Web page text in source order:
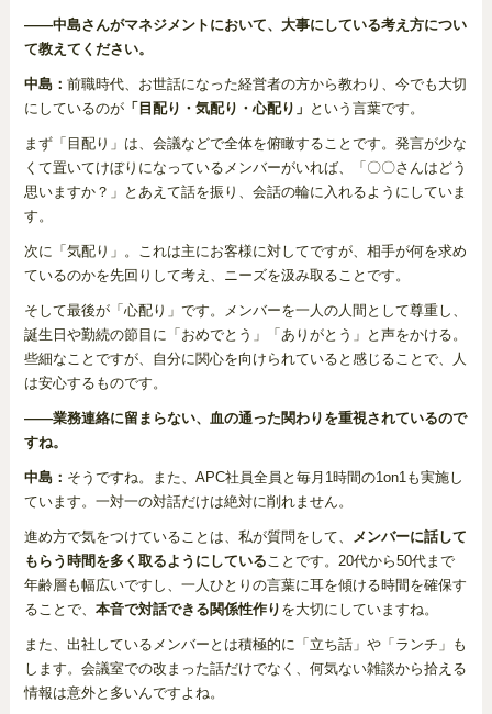
――中島さんがマネジメントにおいて、大事にしている考え方につい
て教えてください。
中島： 前職時代、お世話になった経営者の方から教わり、今でも大切
にしているのが「目配り・気配り・心配り」 という言葉です。
まず「目配り」は、会議などで全体を俯瞰することです。発言が少な
くて置いてけぼりになっているメンバーがいれば、「〇〇さんはどう
思いますか？」とあえて話を振り、会話の輪に入れるようにしていま
す。
次に「気配り」。これは主にお客様に対してですが、相手が何を求め
ているのかを先回りして考え、ニーズを汲み取ることです。
そして最後が「心配り」です。メンバーを一人の人間として尊重し、
誕生日や勤続の節目に「おめでとう」「ありがとう」と声をかける。
些細なことですが、自分に関心を向けられていると感じることで、人
は安心するものです。
――業務連絡に留まらない、血の通った関わりを重視されているので
すね。
中島： そうですね。また、APC社員全員と毎月1時間の1on1も実施し
ています。一対一の対話だけは絶対に削れません。
進め方で気をつけていることは、私が質問をして、 メンバーに話して
もらう時間を多く取るようにしていることです。20代から50代まで
年齢層も幅広いですし、一人ひとりの言葉に耳を傾ける時間を確保す
ることで、 本音で対話できる関係性作り を大切にしていますね。
また、出社しているメンバーとは積極的に「立ち話」や「ランチ」も
します。会議室での改まった話だけでなく、何気ない雑談から拾える
情報は意外と多いんですよね。